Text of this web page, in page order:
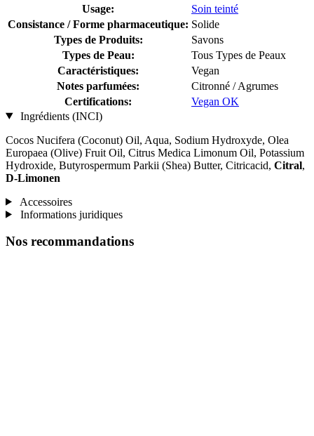
Usage:
Soin teinté
Consistance / Forme pharmaceutique: Solide
Types de Produits:
Savons
Types de Peau:
Tous Types de Peaux
Caractéristiques:
Vegan
Notes parfumées:
Citronné / Agrumes
Certifications:
Vegan OK
Ingrédients (INCI)
Cocos Nucifera (Coconut) Oil, Aqua, Sodium Hydroxyde, Olea
Europaea (Olive) Fruit Oil, Citrus Medica Limonum Oil, Potassium
Hydroxide, Butyrospermum Parkii (Shea) Butter, Citricacid, Citral,
D-Limonen
Accessoires
Informations juridiques
Nos recommandations